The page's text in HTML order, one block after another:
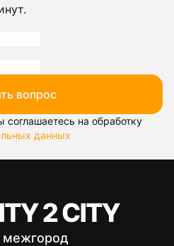
вопрос
на обработку
данных
межгород